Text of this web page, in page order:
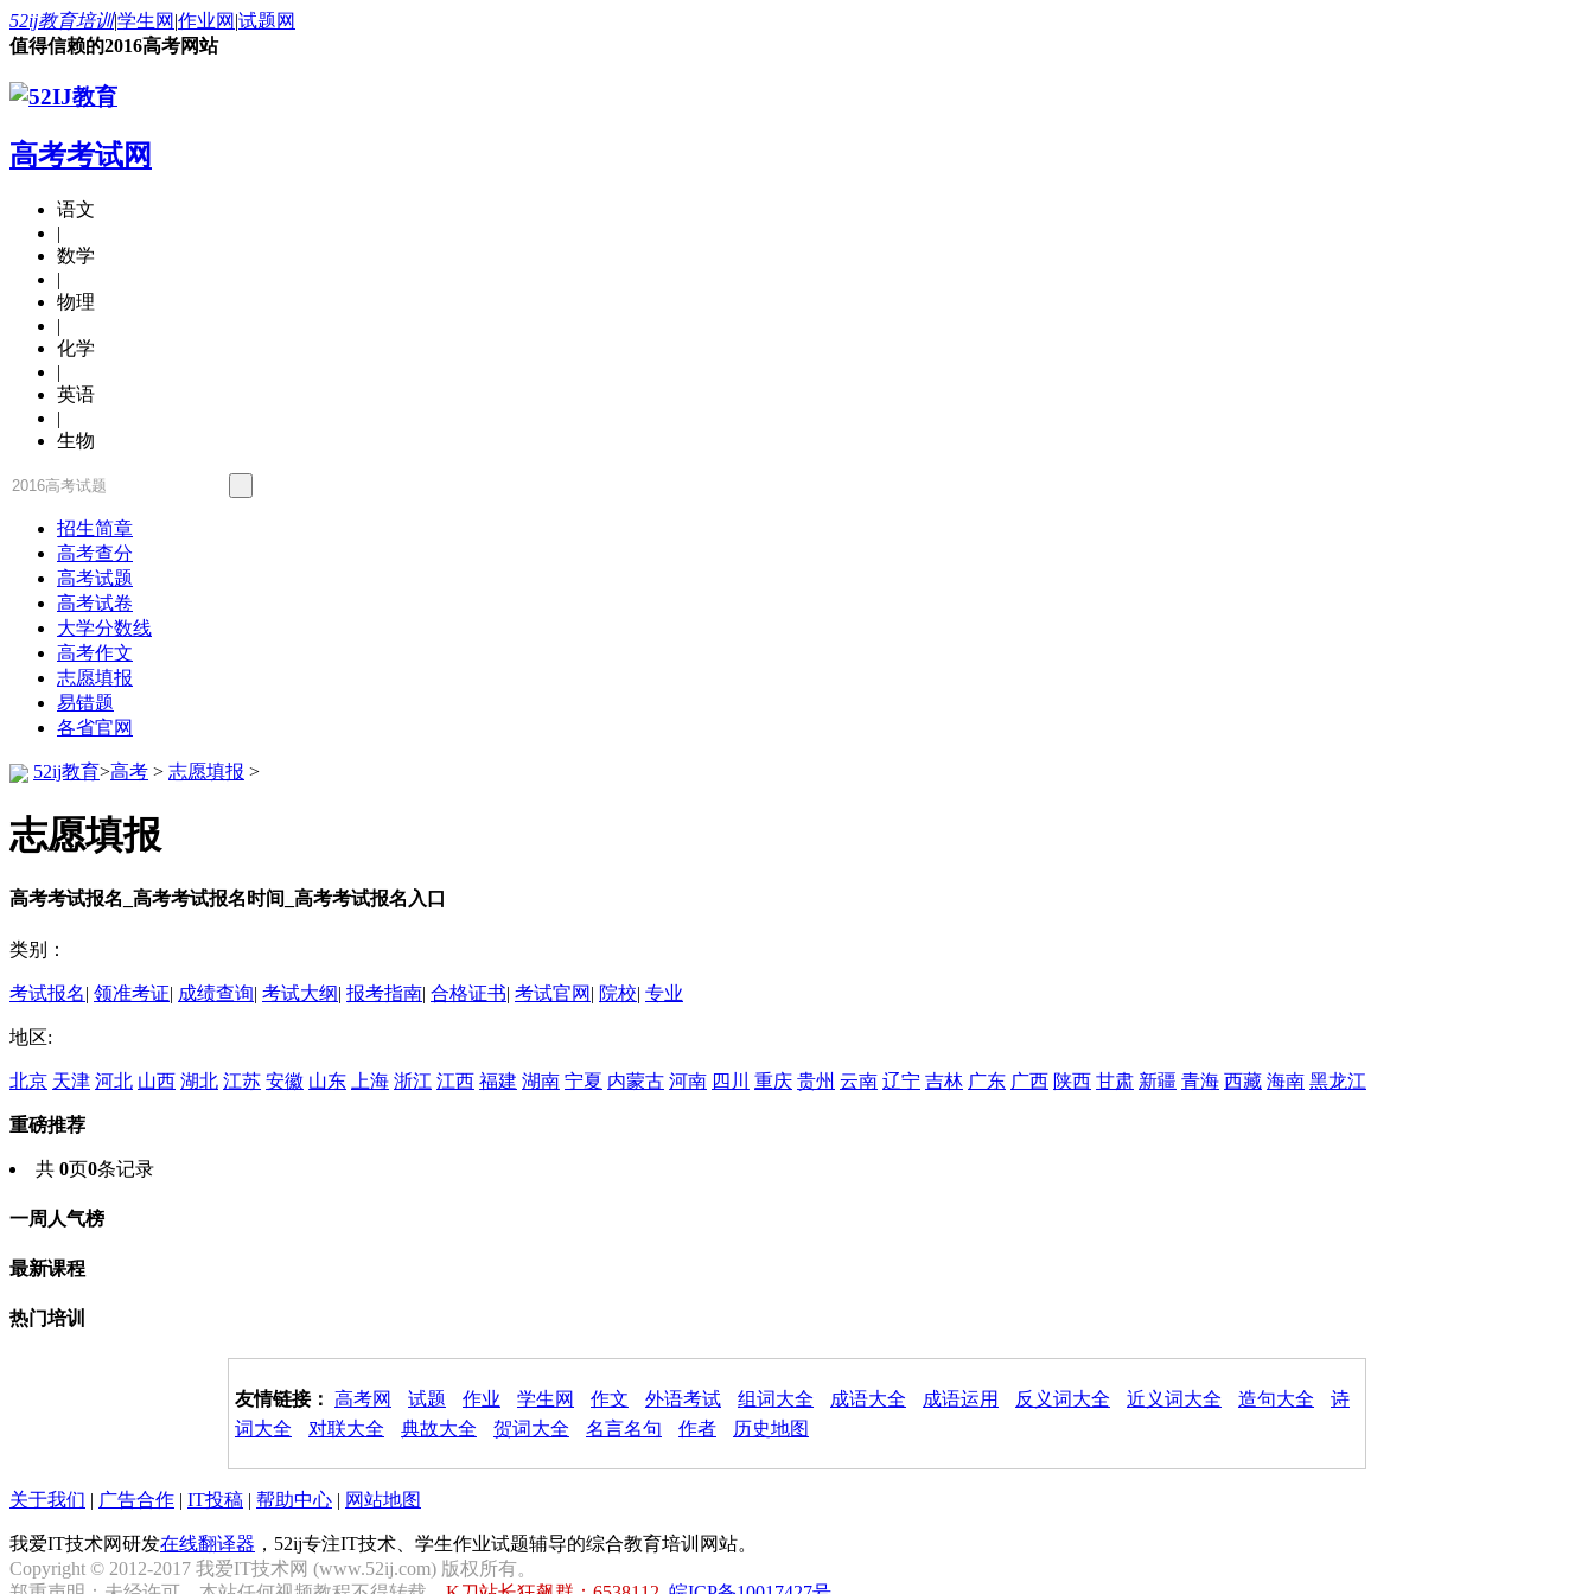
52ij教育培训|学生网 |作业网 |试题网
值得信赖的2016高考网站
高考考试网
语文
|
数学
|
物理
|
化学
|
英语
|
生物
招生简章
高考查分
高考试题
高考试卷
大学分数线
高考作文
志愿填报
易错题
各省官网
52ij教育>高考 > 志愿填报 >
志愿填报
高考考试报名_高考考试报名时间_高考考试报名入口
类别：
考试报名| 领准考证| 成绩查询| 考试大纲| 报考指南| 合格证书| 考试官网 | 院校| 专业
地区:
北京 天津 河北 山西 湖北 江苏 安徽 山东 上海 浙江 江西 福建 湖南 宁夏 内蒙古 河南 四川 重庆 贵州 云南 辽宁 吉林 广东 广西 陕西 甘肃 新疆 青海 西藏 海南 黑龙江
重磅推荐
共 0页0条记录
一周人气榜
最新课程
热门培训
友情链接： 高考网 试题 作业 学生网 作文 外语考试 组词大全 成语大全 成语运用 反义词大全 近义词大全 造句大全
诗
词大全
对联大全 典故大全 贺词大全 名言名句 作者 历史地图
关于我们 | 广告合作 | IT投稿 | 帮助中心 | 网站地图
我爱IT技术网研发在线翻译器 ，52ij专注IT技术、学生作业试题辅导的综合教育培训网站。
Copyright © 2012-2017 我爱IT技术网 (www.52ij.com) 版权所有。